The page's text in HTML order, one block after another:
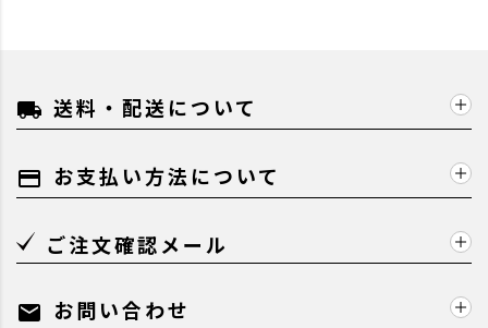
local_shipping 送料・配送について
payment お支払い方法について
ご注文確認メール
mail お問い合わせ